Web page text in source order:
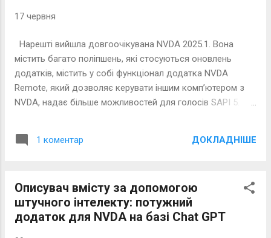
17 червня
Нарешті вийшла довгоочікувана NVDA 2025.1. Вона
містить багато поліпшень, які стосуються оновлень
додатків, містить у собі функціонал додатка NVDA
Remote, який дозволяє керувати іншим комп’ютером з
NVDA, надає більше можливостей для голосів SAPI 5.
1 коментар ДОКЛАДНІШЕ
Описувач вмісту за допомогою
штучного інтелекту: потужний
додаток для NVDA на базі Chat GPT